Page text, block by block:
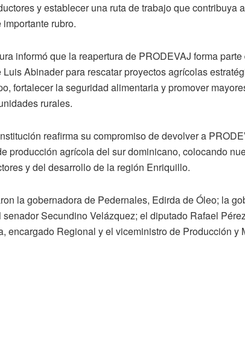
y establecer una ruta de trabajo que contribuya
rubro.
informó que la reapertura de PRODEVAJ forma
Abinader para rescatar proyectos agrícolas
fortalecer la seguridad alimentaria y promover
rurales.
reafirma su compromiso de devolver a
producción agrícola del sur dominicano, colocando
y del desarrollo de la región Enriquillo.
la gobernadora de Pedernales, Edirda de Óleo; la
Secundino Velázquez; el diputado Rafael
encargado Regional y el viceministro de Producción y